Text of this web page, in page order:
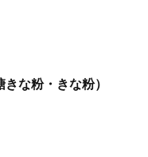
な粉・きな粉）